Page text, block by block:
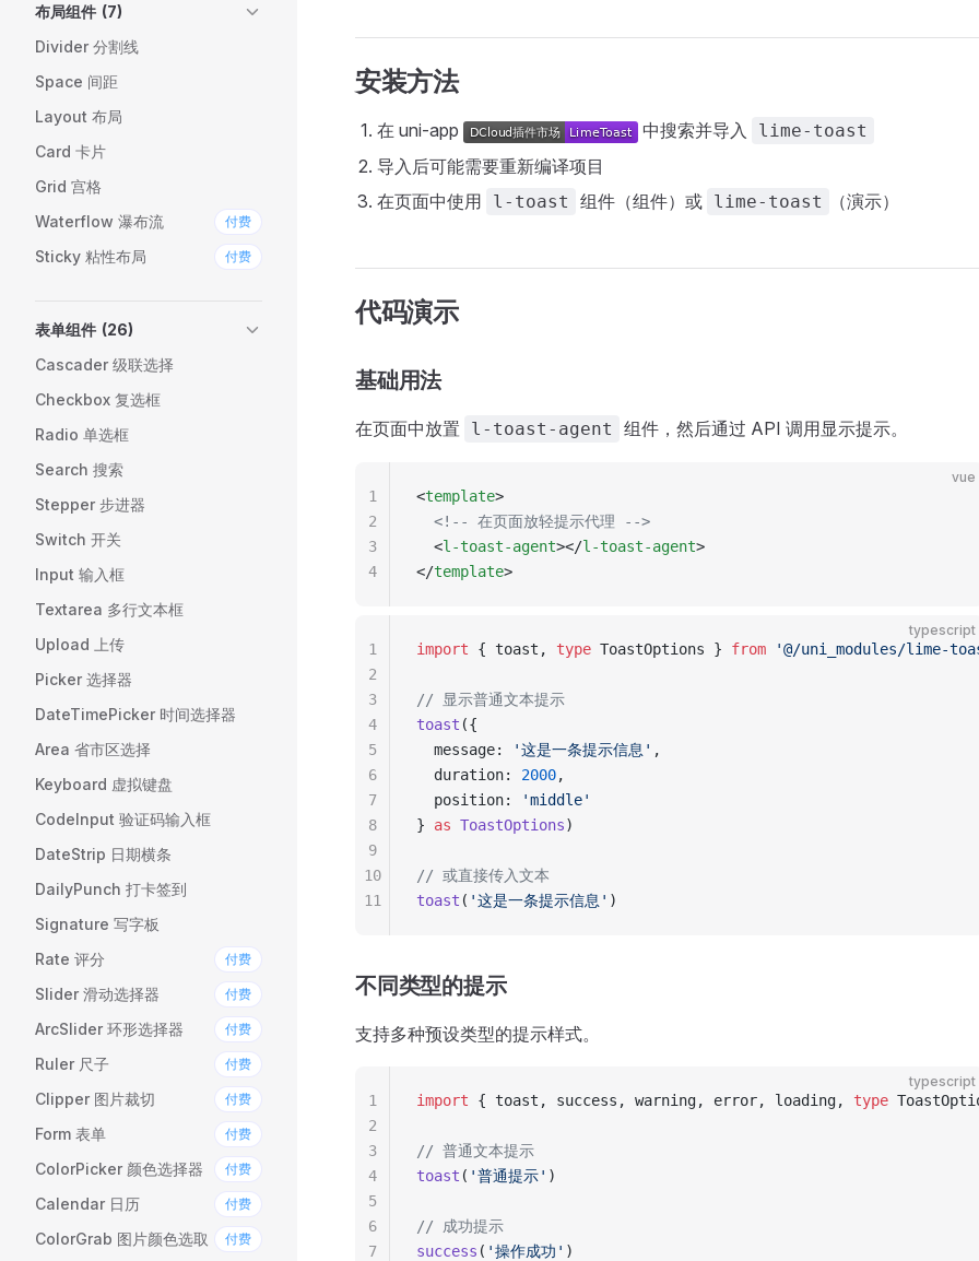
布局组件 (7)
Divider 分割线
Space 间距
Layout 布局
Card 卡片
Grid 宫格
Waterflow 瀑布流
付费
Sticky 粘性布局 付费
表单组件 (26)
Cascader 级联选择
Checkbox 复选框
Radio 单选框
Search 搜索
Stepper 步进器
Switch 开关
Input 输入框
Textarea 多行文本框
Upload 上传
Picker 选择器
DateTimePicker 时间选择器
Area 省市区选择
Keyboard 虚拟键盘
CodeInput 验证码输入框
DateStrip 日期横条
DailyPunch 打卡签到
Signature 写字板
Rate 评分
付费
Slider 滑动选择器 付费
ArcSlider 环形选择器 付费
Ruler 尺子 付费
Clipper 图片裁切 付费
Form 表单 付费
ColorPicker 颜色选择器 付费
Calendar 日历 付费
ColorGrab 图片颜色选取 付费
安装方法
在 uni-app 中搜索并导入 lime-toast
导入后可能需要重新编译项目
在页面中使用
l-toast 组件（组件）或 lime-toast （演示）
代码演示
基础用法
在页面中放置 l-toast-agent 组件，然后通过 API 调用显示提示。
vue
<template>
  <!-- 在页面放轻提示代理 -->
  <
l-toast-agent></l-toast-agent>
</template>
1
2
3
4
typescript
import { toast, type ToastOptions } from '@/uni_modules/lime-
// 显示普通文本提示
toast ({
  message:
'这是一条提示信息' ,
  duration:
2000,
  position:
'middle'
} as ToastOptions)
// 或直接传入文本
toast ( '这是一条提示信息' )
1
2
3
4
5
6
7
8
9
10
11
不同类型的提示
支持多种预设类型的提示样式。
typescript
import { toast, success, warning, error, loading, type
// 普通文本提示
toast ( '普通提示' )
// 成功提示
success ( '操作成功' )
1
2
3
4
5
6
7